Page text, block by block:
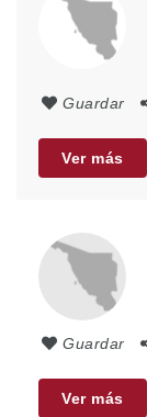
Guardar
Ver más
Guardar
Ver más